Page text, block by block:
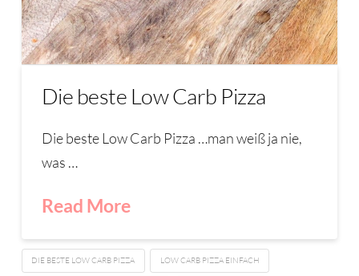
Die beste Low Carb Pizza
Die beste Low Carb Pizza …man weiß ja nie,
was …
Read More
DIE BESTE LOW CARB PIZZA LOW CARB PIZZA EINFACH